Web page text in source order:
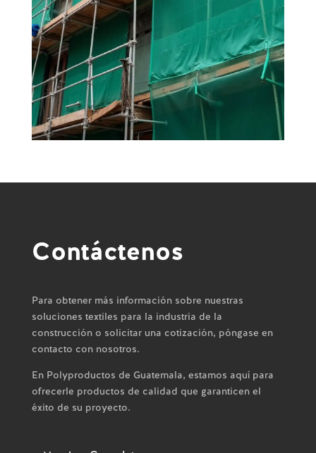
Contáctenos
Para obtener más información sobre nuestras
soluciones textiles para la industria de la
construcción o solicitar una cotización, póngase en
contacto con nosotros.
En Polyproductos de Guatemala, estamos aquí para
ofrecerle productos de calidad que garanticen el
éxito de su proyecto.